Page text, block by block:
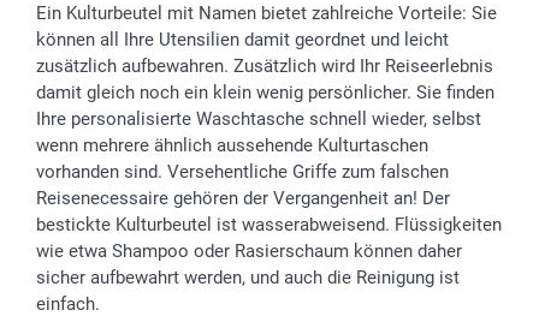
Investor Relations
B2B smartbusiness
Widerrufsrecht
Geburtstag
Geburt
Zu allen Anlässen
Anmelden /Registrieren
Sitemap
Status der Bestellung
smartfriends
smartgarantie
smartbonus
Ein Kulturbeutel mit Namen bietet zahlreiche Vorteile: Sie
können all Ihre Utensilien damit geordnet und leicht
zusätzlich aufbewahren. Zusätzlich wird Ihr Reiseerlebnis
damit gleich noch ein klein wenig persönlicher. Sie finden
Ihre personalisierte Waschtasche schnell wieder, selbst
wenn mehrere ähnlich aussehende Kulturtaschen
vorhanden sind. Versehentliche Griffe zum falschen
Reisenecessaire gehören der Vergangenheit an! Der
bestickte Kulturbeutel ist wasserabweisend. Flüssigkeiten
wie etwa Shampoo oder Rasierschaum können daher
sicher aufbewahrt werden, und auch die Reinigung ist
einfach.